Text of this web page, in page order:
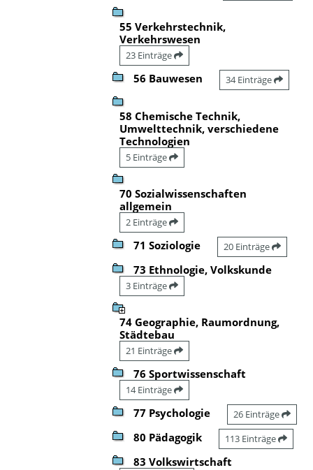
55 Verkehrstechnik,
Verkehrswesen
23 Einträge
56 Bauwesen 34 Einträge
58 Chemische Technik,
Umwelttechnik, verschiedene
Technologien
5 Einträge
70 Sozialwissenschaften
allgemein
2 Einträge
71 Soziologie 20 Einträge
73 Ethnologie, Volkskunde
3 Einträge
74 Geographie, Raumordnung,
Städtebau
21 Einträge
76 Sportwissenschaft
14 Einträge
77 Psychologie 26 Einträge
80 Pädagogik 113 Einträge
83 Volkswirtschaft